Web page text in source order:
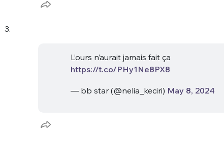
3.
L’ours n’aurait jamais fait ça
https://t.co/PHy1Ne8PX8
— bb star (@nelia_keciri) May 8, 2024
Bienvenue !